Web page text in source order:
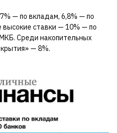
— по вкладам, 6,8% — по
ставки — 10% — по
Среди накопительных
— 8%.